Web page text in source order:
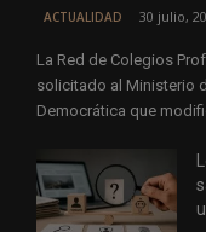
ACTUALIDAD 30 julio,
La Red de Colegios
solicitado al Ministerio
Democrática que